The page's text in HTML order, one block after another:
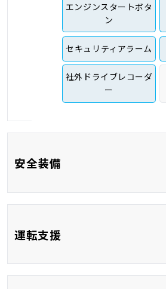
エンジンスタートボタ
ン
セキュリティアラーム
社外ドライブレコーダ
ー
安全装備
テム
運転支援